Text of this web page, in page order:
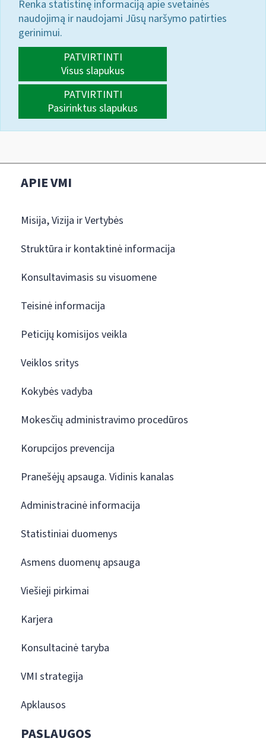
Renka statistinę informaciją apie svetainės
naudojimą ir naudojami Jūsų naršymo patirties
gerinimui.
PATVIRTINTI
Visus slapukus
PATVIRTINTI
Pasirinktus slapukus
APIE VMI
Misija, Vizija ir Vertybės
Struktūra ir kontaktinė informacija
Konsultavimasis su visuomene
Teisinė informacija
Peticijų komisijos veikla
Veiklos sritys
Kokybės vadyba
Mokesčių administravimo procedūros
Korupcijos prevencija
Pranešėjų apsauga. Vidinis kanalas
Administracinė informacija
Statistiniai duomenys
Asmens duomenų apsauga
Viešieji pirkimai
Karjera
Konsultacinė taryba
VMI strategija
Apklausos
PASLAUGOS